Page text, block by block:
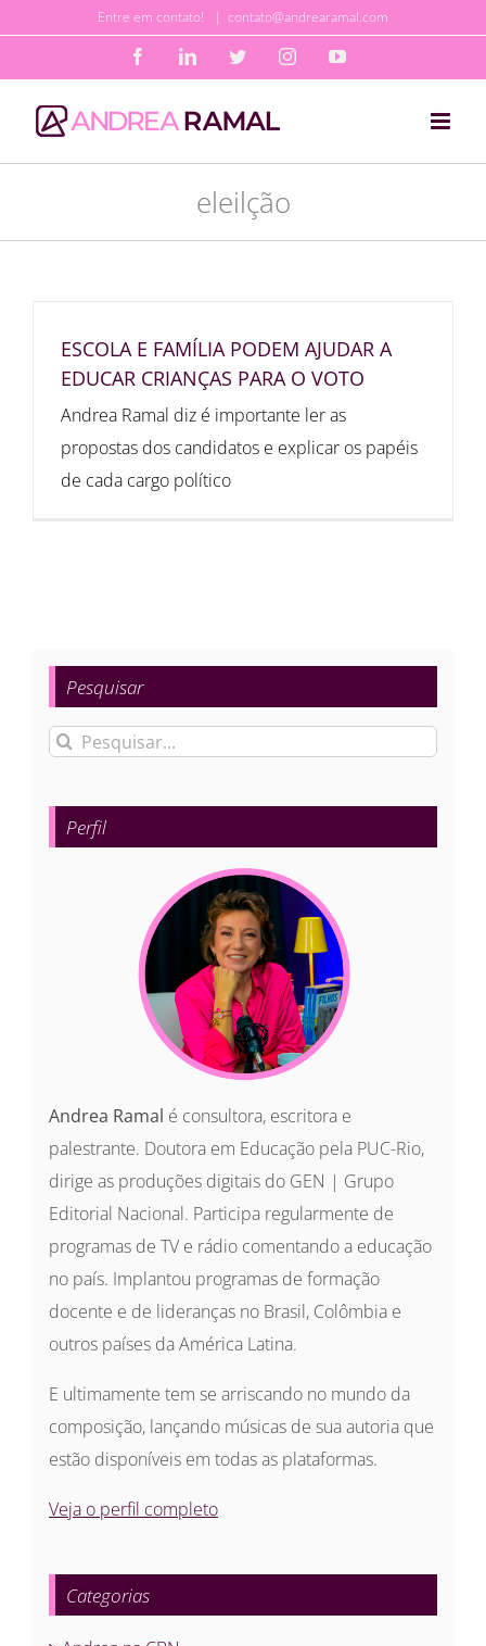
o
conteúdo
Entre em contato! | contato@andrearamal.com
FacebookLinkedInTwitterInstagramYouTube
eleilção
ESCOLA E FAMÍLIA PODEM AJUDAR A
EDUCAR CRIANÇAS PARA O VOTO
Andrea Ramal diz é importante ler as
propostas dos candidatos e explicar os papéis
de cada cargo político
Pesquisar
Buscar
para:
Perfil
Andrea Ramal é consultora, escritora e
palestrante. Doutora em Educação pela PUC-Rio,
dirige as produções digitais do GEN | Grupo
Editorial Nacional. Participa regularmente de
programas de TV e rádio comentando a educação
no país. Implantou programas de formação
docente e de lideranças no Brasil, Colômbia e
outros países da América Latina.
E ultimamente tem se arriscando no mundo da
composição, lançando músicas de sua autoria que
estão disponíveis em todas as plataformas.
Veja o perfil completo
Categorias